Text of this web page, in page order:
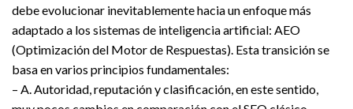
debe evolucionar inevitablemente hacia un enfoque más
adaptado a los sistemas de inteligencia artificial: AEO
(Optimización del Motor de Respuestas). Esta transición se
basa en varios principios fundamentales:
– A. Autoridad, reputación y clasificación, en este sentido,